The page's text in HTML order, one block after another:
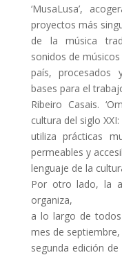
‘MusaLusa’,
proyectos más
de la música
sonidos de
país, procesados
bases para el
Ribeiro Casais.
cultura del siglo XXI:
utiliza prácticas
permeables y
lenguaje de la
Por otro lado, la
organiza,
a lo largo de
mes de septiembre,
segunda edición